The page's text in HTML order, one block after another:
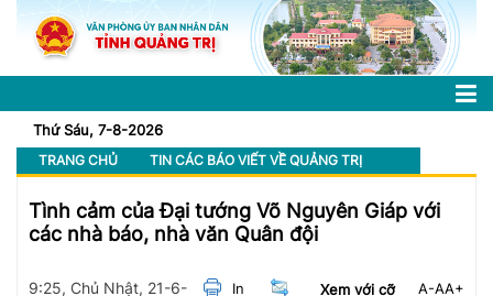
Thứ Sáu, 7-8-2026
TRANG CHỦ TIN CÁC BÁO VIẾT VỀ QUẢNG TRỊ
Tình cảm của Đại tướng Võ Nguyên Giáp với
các nhà báo, nhà văn Quân đội
9:25, Chủ Nhật, 21-6-
In
Xem với cỡ
A-AA+